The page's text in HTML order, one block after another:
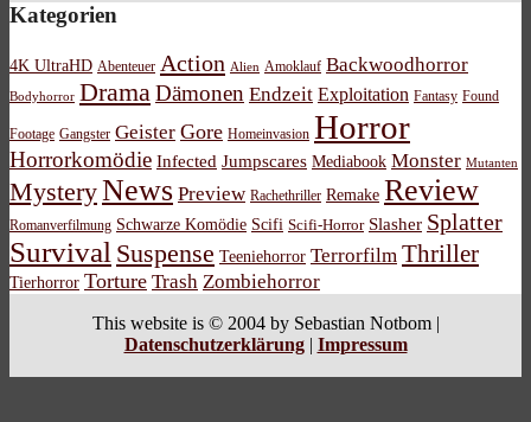
Kategorien
4K UltraHD Abenteuer Action Alien Amoklauf Backwoodhorror
Bodyhorror DramaDämonen Endzeit Exploitation Fantasy Found
Footage Gangster Geister Gore Homeinvasion Horror
Horrorkomödie Infected Jumpscares Mediabook Monster Mutanten
MysteryNews Preview Rachethriller Remake Review
Romanverfilmung Schwarze Komödie Scifi Scifi-Horror Slasher Splatter
Survival Suspense Teeniehorror Terrorfilm Thriller
Tierhorror Torture Trash Zombiehorror
This website is © 2004 by Sebastian Notbom |
Datenschutzerklärung| Impressum